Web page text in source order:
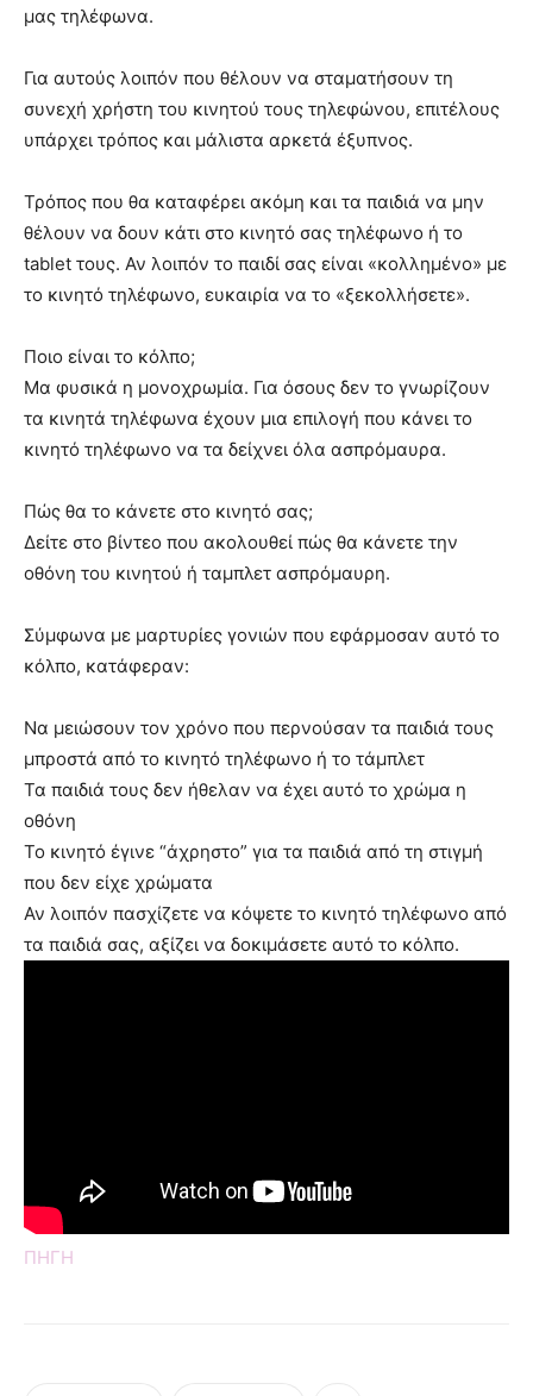
μας τηλέφωνα.
Για αυτούς λοιπόν που θέλουν να σταματήσουν τη
συνεχή χρήστη του κινητού τους τηλεφώνου, επιτέλους
υπάρχει τρόπος και μάλιστα αρκετά έξυπνος.
Τρόπος που θα καταφέρει ακόμη και τα παιδιά να μην
θέλουν να δουν κάτι στο κινητό σας τηλέφωνο ή το
tablet τους. Αν λοιπόν το παιδί σας είναι «κολλημένο» με
το κινητό τηλέφωνο, ευκαιρία να το «ξεκολλήσετε».
Ποιο είναι το κόλπο;
Μα φυσικά η μονοχρωμία. Για όσους δεν το γνωρίζουν
τα κινητά τηλέφωνα έχουν μια επιλογή που κάνει το
κινητό τηλέφωνο να τα δείχνει όλα ασπρόμαυρα.
Πώς θα το κάνετε στο κινητό σας;
Δείτε στο βίντεο που ακολουθεί πώς θα κάνετε την
οθόνη του κινητού ή ταμπλετ ασπρόμαυρη.
Σύμφωνα με μαρτυρίες γονιών που εφάρμοσαν αυτό το
κόλπο, κατάφεραν:
Να μειώσουν τον χρόνο που περνούσαν τα παιδιά τους
μπροστά από το κινητό τηλέφωνο ή το τάμπλετ
Τα παιδιά τους δεν ήθελαν να έχει αυτό το χρώμα η
οθόνη
Το κινητό έγινε “άχρηστο” για τα παιδιά από τη στιγμή
που δεν είχε χρώματα
Αν λοιπόν πασχίζετε να κόψετε το κινητό τηλέφωνο από
τα παιδιά σας, αξίζει να δοκιμάσετε αυτό το κόλπο.
ΠΗΓΗ